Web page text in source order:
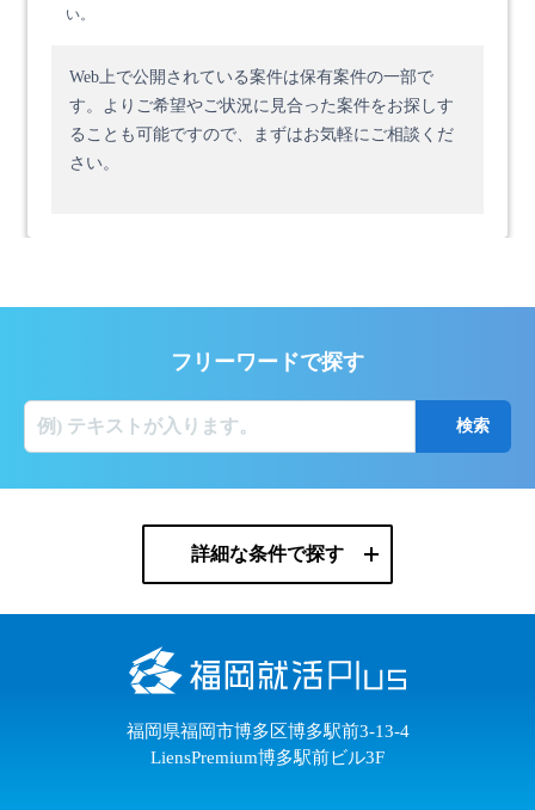
い。
Web上で公開されている案件は保有案件の一部で
す。 よりご希望やご状況に見合った案件をお探しす
ることも可能ですので、まずはお気軽にご相談くだ
さい。
フリーワードで探す
詳細な条件で探す
福岡県福岡市博多区博多駅前3-13-4
LiensPremium博多駅前ビル3F